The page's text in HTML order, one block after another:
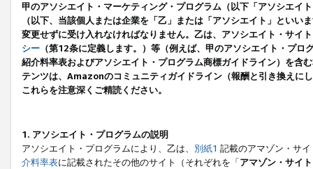
甲のアソシエイト・マーケティング・プログラム（以下「アソシエイ
（以下、当該個人または企業を「乙」または「アソシエイト」とい
変更せずに受け入れなければなりません。乙は、アソシエイト・サイ
シー （第12条に定義します。）等（例えば、甲のアソシエイト・プ
紹介料率表およびアソシエイト・プログラム商標ガイドライン）を
テンツは、Amazonのコミュニティガイドライン（報酬と引き換えに
これらを注意深くご精読ください。
1. アソシエイト・プログラムの説明
アソシエイト・プログラムにより、乙は、 別紙1 記載のアマゾン・サ
介料率表に記載されたその他のサイト（それぞれを「アマゾン・サイト